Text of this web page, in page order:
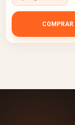
COMPRAR